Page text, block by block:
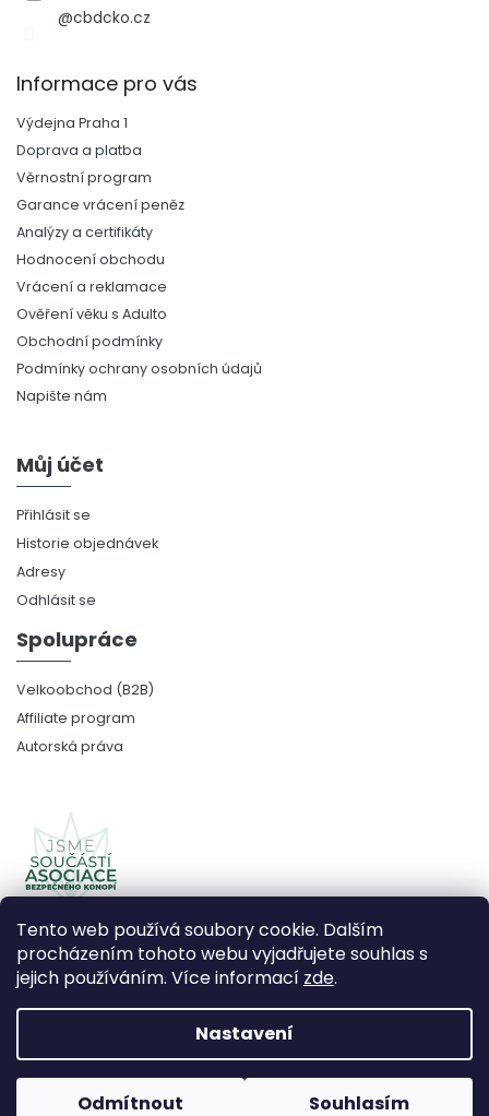
Tento web používá soubory cookie. Dalším
procházením tohoto webu vyjadřujete souhlas s
jejich používáním. Více informací zde.
Nastavení
Odmítnout Souhlasím
@cbdcko.cz
Informace pro vás
Výdejna Praha 1
Doprava a platba
Věrnostní program
Garance vrácení peněz
Analýzy a certifikáty
Hodnocení obchodu
Vrácení a reklamace
Ověření věku s Adulto
Obchodní podmínky
Podmínky ochrany osobních údajů
Napište nám
Můj účet
Přihlásit se
Historie objednávek
Adresy
Odhlásit se
Spolupráce
Velkoobchod (B2B)
Affiliate program
Autorská práva
Vytvořil Shoptet Premium